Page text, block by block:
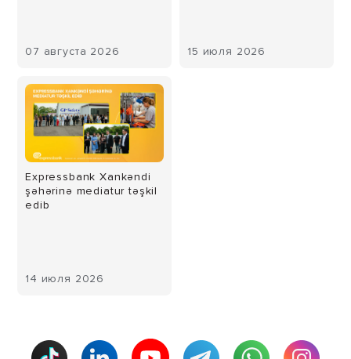
07 августа 2026 15 июля 2026
Expressbank Xankəndi
şəhərinə mediatur təşkil
edib
14 июля 2026